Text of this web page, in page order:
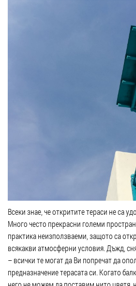
Всеки знае, че откритите тераси не са
Много често прекрасни големи
практика неизползваеми, защото са
всякакви атмосферни условия. Дъжд,
– всички те могат да Ви попречат да
предназначение терасата си. Когато